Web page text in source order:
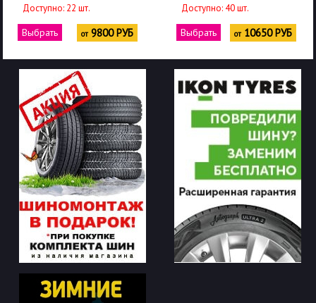
Доступно: 22 шт.
Выбрать от9800 РУБ
Доступно: 40 шт.
Выбрать от10650 РУБ